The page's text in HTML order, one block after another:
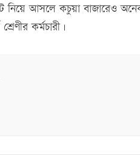
নিয়ে আসলে কচুয়া বাজারেও
কর্মচারী।